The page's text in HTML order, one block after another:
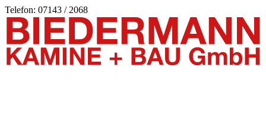
Telefon: 07143 / 2068